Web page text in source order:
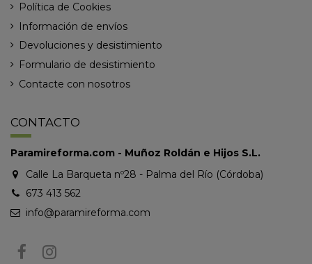
Política de Cookies
Información de envíos
Devoluciones y desistimiento
Formulario de desistimiento
Contacte con nosotros
CONTACTO
Paramireforma.com - Muñoz Roldán e Hijos S.L.
Calle La Barqueta nº28 - Palma del Río (Córdoba)
673 413 562
info@paramireforma.com